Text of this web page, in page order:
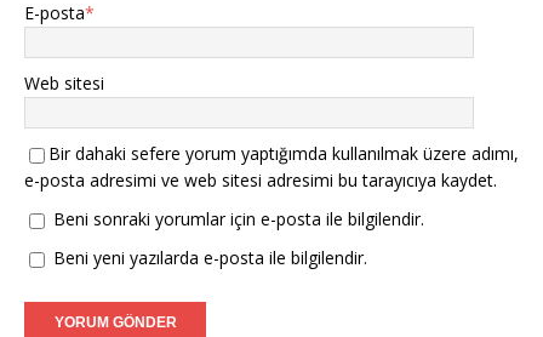
E-posta*
Web sitesi
Bir dahaki sefere yorum yaptığımda kullanılmak üzere adımı,
e-posta adresimi ve web sitesi adresimi bu tarayıcıya kaydet.
Beni sonraki yorumlar için e-posta ile bilgilendir.
Beni yeni yazılarda e-posta ile bilgilendir.